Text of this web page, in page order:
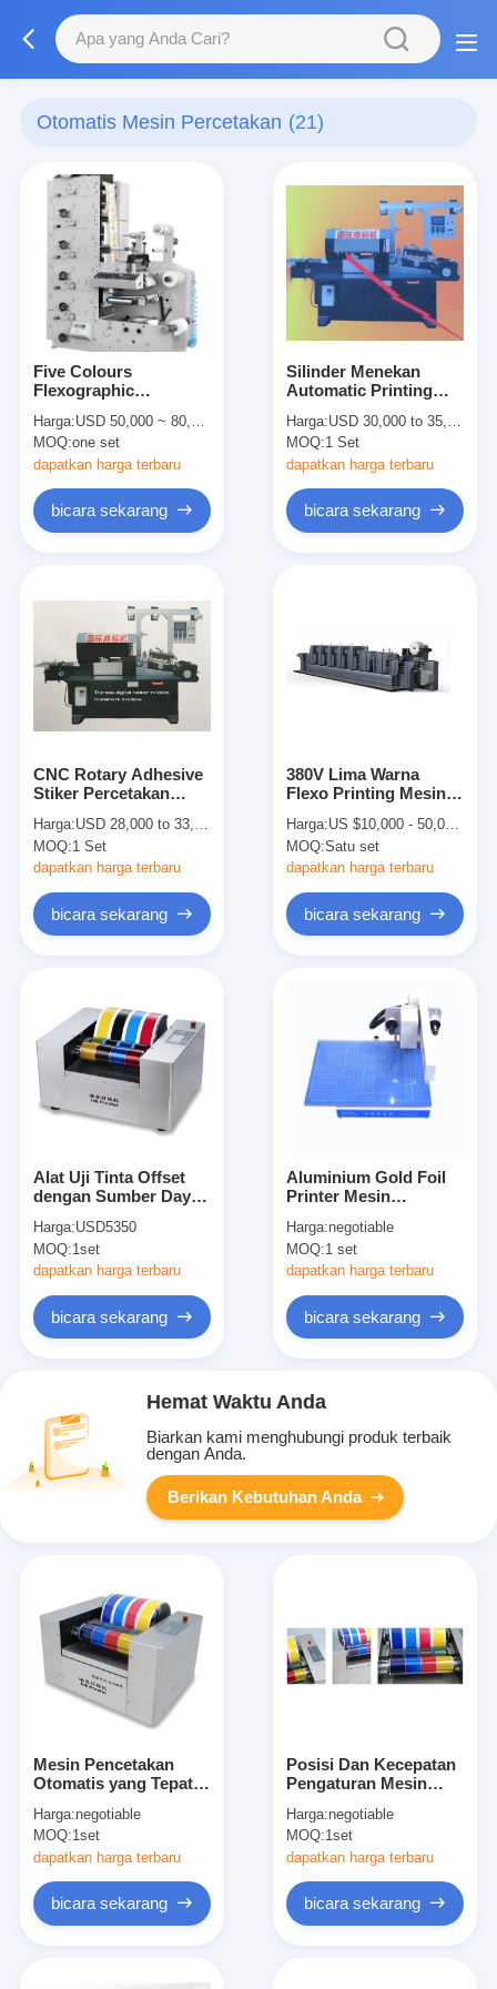
Otomatis Mesin Percetakan (21)
Five Colours
Flexographic
Machine with IR dryer
Harga:USD 50,000 ~ 80,000
MOQ:one set
dapatkan harga terbaru
bicara sekarang
Silinder Menekan
Automatic Printing
Adhesive Stiker Merek
Mesin
Harga:USD 30,000 to 35,000 per set
MOQ:1 Set
dapatkan harga terbaru
bicara sekarang
CNC Rotary Adhesive
Stiker Percetakan
Sintetis
Harga:USD 28,000 to 33,000 per set
MOQ:1 Set
dapatkan harga terbaru
bicara sekarang
380V Lima Warna
Flexo Printing Mesin
Penyesuaian ° Plat
Harga:US $10,000 - 50,000 / Set
MOQ:Satu set
dapatkan harga terbaru
bicara sekarang
Alat Uji Tinta Offset
dengan Sumber Daya
Harga:USD5350
MOQ:1set
dapatkan harga terbaru
bicara sekarang
Aluminium Gold Foil
Printer Mesin
Stamping Hot Foil
Digital Otomatis
Harga:negotiable
MOQ:1 set
dapatkan harga terbaru
bicara sekarang
Hemat Waktu Anda
Biarkan kami menghubungi produk terbaik
dengan Anda.
Berikan Kebutuhan Anda
Mesin Pencetakan
Otomatis yang Tepat
Untuk Mencegah
Tekanan Tinta
Harga:negotiable
MOQ:1set
dapatkan harga terbaru
bicara sekarang
Posisi Dan Kecepatan
Pengaturan Mesin
Presisi Tinggi Untuk
Proofing Tinta Offset
Harga:negotiable
MOQ:1set
dapatkan harga terbaru
bicara sekarang